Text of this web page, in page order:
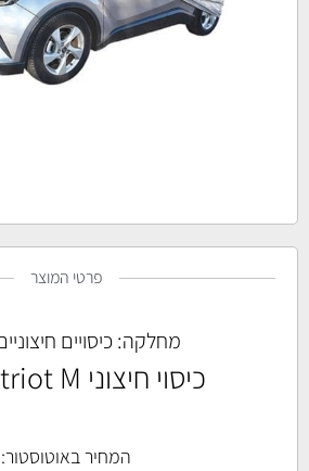
פרטי המוצר
מחלקה:כיסויים
כיסוי חיצוני HR Patriot M
המחיר באוטוסטור: